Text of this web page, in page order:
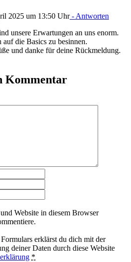
2025 um 13:50 Uhr- Antworten
unsere Erwartungen an uns enorm.
auf die Basics zu besinnen.
und danke für deine Rückmeldung.
Kommentar
Website in diesem Browser
erklärst du dich mit der
deiner Daten durch diese Website
*